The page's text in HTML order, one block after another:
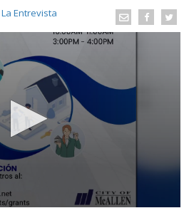
Entrevista